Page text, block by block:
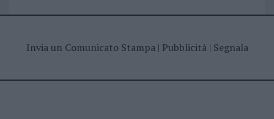
Invia un Comunicato Stampa| Pubblicità| Segnala